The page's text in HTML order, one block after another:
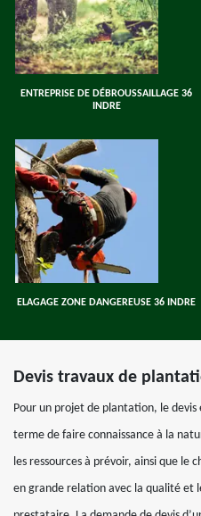
ENTREPRISE DE DÉBROUSSAILLAGE 36
INDRE
ELAGAGE ZONE DANGEREUSE 36 INDRE
Devis travaux de
Pour un projet de plantation, le
terme de faire connaissance à la
les ressources à prévoir, ainsi que
en grande relation avec la qualité et